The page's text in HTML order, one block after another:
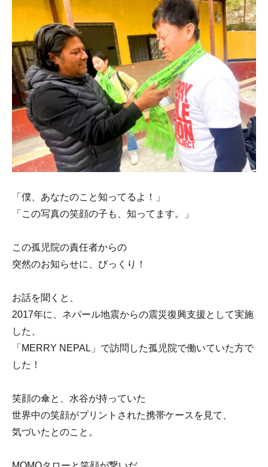
「僕、あなたのこと知ってるよ！」
「この写真の笑顔の子も、知ってます。」
この孤児院の責任者からの
突然のお知らせに、びっくり！
お話を聞くと、
2017年に、ネパール地震からの震災復興支援として実施
した、
「MERRY NEPAL」で訪問した孤児院で働いていた方で
した！
笑顔の傘と、水谷が持っていた
世界中の笑顔がプリントされた携帯ケースを見て、
気づいたとのこと。